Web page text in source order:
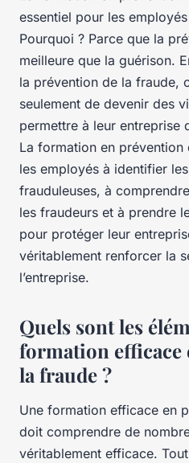
essentiel pour les
Pourquoi ? Parce que la
meilleure que la guérison.
la prévention de la fraude,
seulement de devenir des
permettre à leur entreprise
La formation en
les employés à identifier
frauduleuses, à
les fraudeurs et à prendre
pour protéger leur
véritablement renforcer la
l’entreprise.
Quels sont les
formation efficace
la fraude ?
Une formation efficace en
doit comprendre de
véritablement efficace.